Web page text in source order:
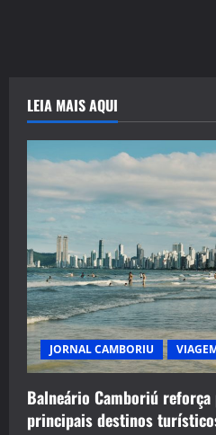
LEIA MAIS AQUI
JORNAL CAMBORIU
Balneário Camboriú
principais destinos